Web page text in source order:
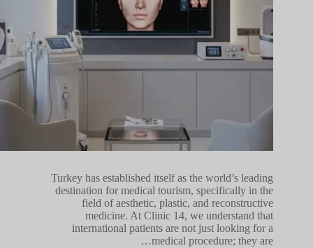
Turkey has established itself as the world’s leading
destination for medical tourism, specifically in the
field of aesthetic, plastic, and reconstructive
medicine. At Clinic 14, we understand that
international patients are not just looking for a
medical procedure; they are…